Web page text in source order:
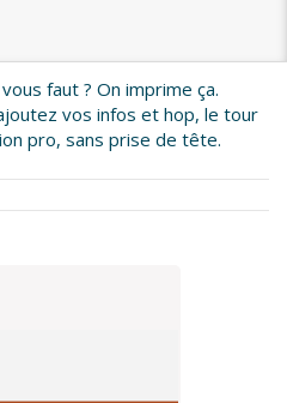
faut ? On imprime ça.
vos infos et hop, le tour
pro, sans prise de tête.